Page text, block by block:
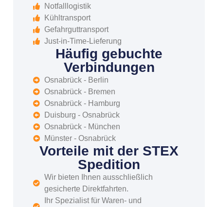
Notfalllogistik
Kühltransport
Gefahrguttransport
Just-in-Time-Lieferung
Häufig gebuchte
Verbindungen
Osnabrück - Berlin
Osnabrück - Bremen
Osnabrück - Hamburg
Duisburg - Osnabrück
Osnabrück - München
Münster - Osnabrück
Vorteile mit der STEX
Spedition
Wir bieten Ihnen ausschließlich
gesicherte Direktfahrten.
Ihr Spezialist für Waren- und